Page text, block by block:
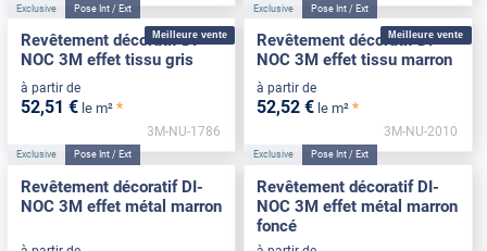
Meilleure vente
Exclusive Pose Int / Ext
Revêtement décoratif DI-
NOC 3M effet tissu gris
à partir de
52,51 € le m² *
3M-NU-1786
Meilleure vente
Exclusive Pose Int / Ext
Revêtement décoratif DI-
NOC 3M effet tissu marron
à partir de
52,52 € le m² *
3M-NU-2010
Exclusive Pose Int / Ext
Revêtement décoratif DI-
NOC 3M effet métal marron
Exclusive Pose Int / Ext
Revêtement décoratif DI-
NOC 3M effet métal marron
foncé